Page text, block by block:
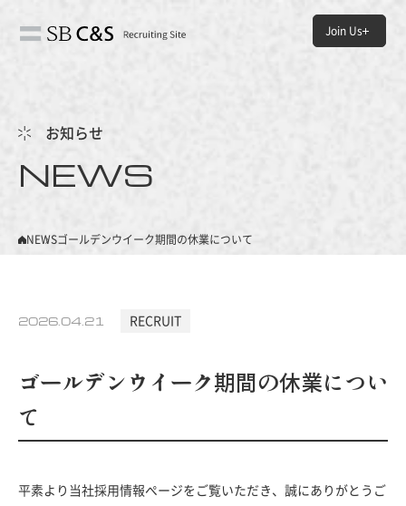
Join Us
- お知らせ
ABOUT US
ENVIRONMENT
- 人材育成
- Q&A
お知らせ
NEWS
NEWSゴールデンウイーク期間の休業について
2026.04.21 RECRUIT
ゴールデンウイーク期間の休業につい
て
平素より当社採用情報ページをご覧いただき、誠にありがとうご